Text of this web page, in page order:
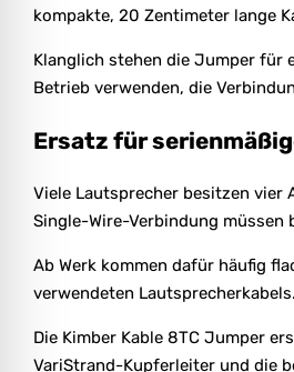
kompakte, 20 Zentimeter lange
Klanglich stehen die Jumper für
Betrieb verwenden, die
Ersatz für
Viele Lautsprecher besitzen vier
Single-Wire-Verbindung müssen
Ab Werk kommen dafür häufig
verwendeten Lautsprecherkabels.
Die Kimber Kable 8TC Jumper
VariStrand-Kupferleiter und die